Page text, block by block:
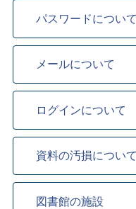
パスワードについて
メールについて
ログインについて
資料の汚損について
図書館の施設